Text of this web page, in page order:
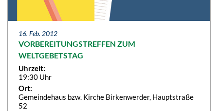
16. Feb. 2012
VORBEREITUNGSTREFFEN ZUM
WELTGEBETSTAG
Uhrzeit:
19:30 Uhr
Ort:
Gemeindehaus bzw. Kirche Birkenwerder, Hauptstraße
52